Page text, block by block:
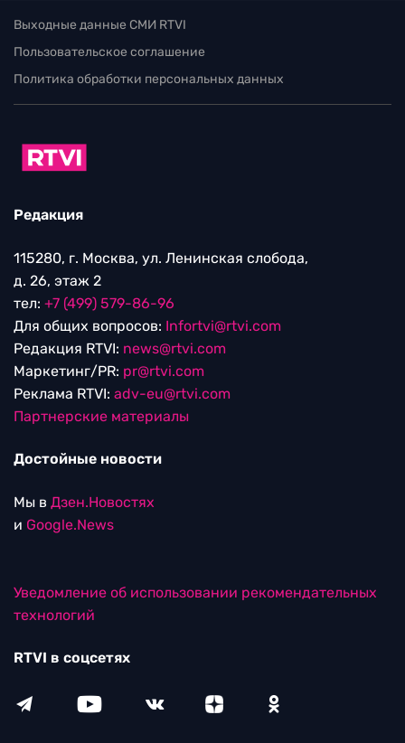
Выходные данные СМИ RTVI
Пользовательское соглашение
Политика обработки персональных данных
Редакция
115280, г. Москва, ул. Ленинская слобода,
д. 26, этаж 2
тел: +7 (499) 579-86-96
Для общих вопросов: Infortvi@rtvi.com
Редакция RTVI: news@rtvi.com
Маркетинг/PR: pr@rtvi.com
Реклама RTVI: adv-eu@rtvi.com
Партнерские материалы
Достойные новости
Мы в Дзен.Новостях
и Google.News
Уведомление об использовании рекомендательных
технологий
RTVI в соцсетях